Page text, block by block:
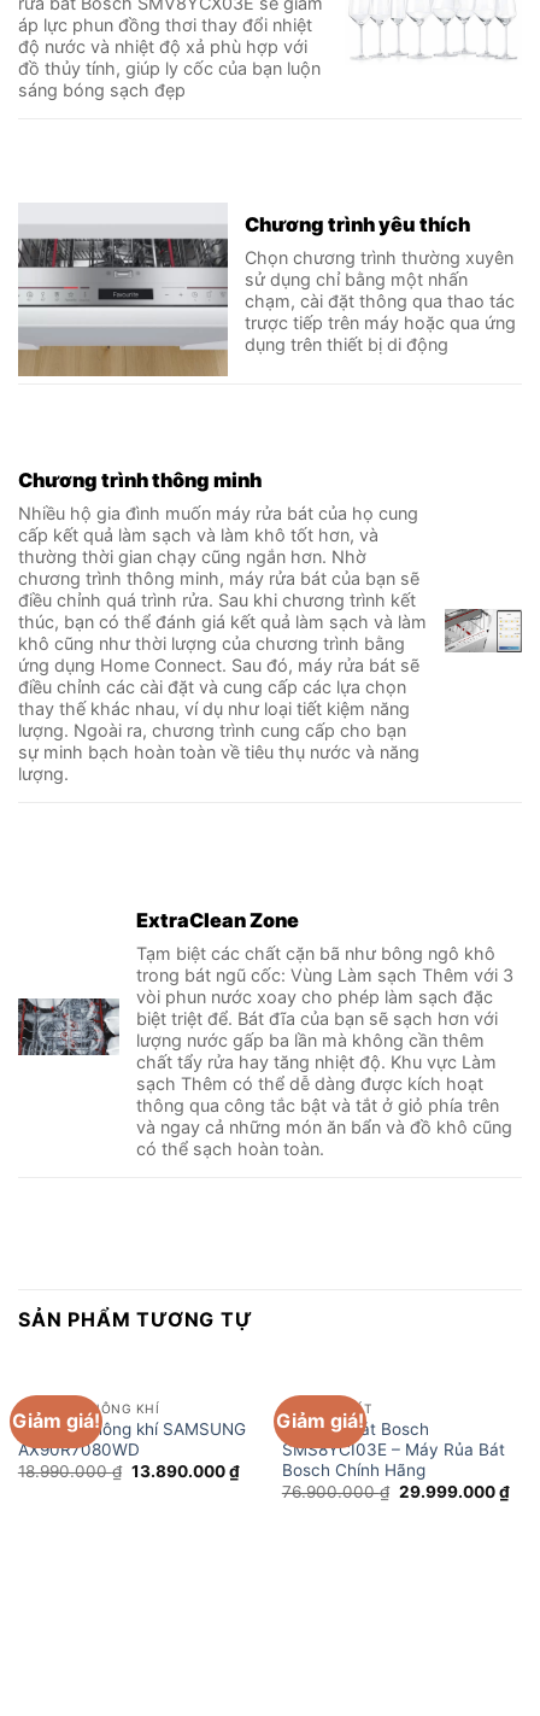
áp lực phun đồng thơi thay đổi nhiệt
độ nước và nhiệt độ xả phù hợp với
đồ thủy tính, giúp ly cốc của bạn luộn
sáng bóng sạch đẹp
Chương trình yêu thích
Chọn chương trình thường xuyên
sử dụng chỉ bằng một nhấn
chạm, cài đặt thông qua thao tác
trược tiếp trên máy hoặc qua ứng
dụng trên thiết bị di động
Chương trình thông minh
Nhiều hộ gia đình muốn máy rửa bát của họ cung
cấp kết quả làm sạch và làm khô tốt hơn, và
thường thời gian chạy cũng ngắn hơn. Nhờ
chương trình thông minh, máy rửa bát của bạn sẽ
điều chỉnh quá trình rửa. Sau khi chương trình kết
thúc, bạn có thể đánh giá kết quả làm sạch và làm
khô cũng như thời lượng của chương trình bằng
ứng dụng Home Connect. Sau đó, máy rửa bát sẽ
điều chỉnh các cài đặt và cung cấp các lựa chọn
thay thế khác nhau, ví dụ như loại tiết kiệm năng
lượng. Ngoài ra, chương trình cung cấp cho bạn
sự minh bạch hoàn toàn về tiêu thụ nước và năng
lượng.
ExtraClean Zone
Tạm biệt các chất cặn bã như bông ngô khô
trong bát ngũ cốc: Vùng Làm sạch Thêm với 3
vòi phun nước xoay cho phép làm sạch đặc
biệt triệt để. Bát đĩa của bạn sẽ sạch hơn với
lượng nước gấp ba lần mà không cần thêm
chất tẩy rửa hay tăng nhiệt độ. Khu vực Làm
sạch Thêm có thể dễ dàng được kích hoạt
thông qua công tắc bật và tắt ở giỏ phía trên
và ngay cả những món ăn bẩn và đồ khô cũng
có thể sạch hoàn toàn.
SẢN PHẨM TƯƠNG TỰ
Giảm giá!
MÁY LỌC KHÔNG KHÍ
Máy lọc không khí SAMSUNG
AX90R7080WD
18.990.000₫ Giá
13.890.000₫Giá
hiện
Giảm giá!
MÁY RỬA BÁT
Máy rửa bát Bosch
SMS8YCI03E – Máy Rủa Bát
Bosch Chính Hãng
76.900.000₫ Giá
29.999.000₫Giá
hiện